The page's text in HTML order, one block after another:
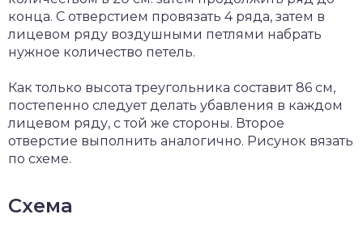
конца. С отверстием провязать 4 ряда, затем в
лицевом ряду воздушными петлями набрать
нужное количество петель.
Как только высота треугольника составит 86 см,
постепенно следует делать убавления в каждом
лицевом ряду, с той же стороны. Второе
отверстие выполнить аналогично. Рисунок вязать
по схеме.
Схема